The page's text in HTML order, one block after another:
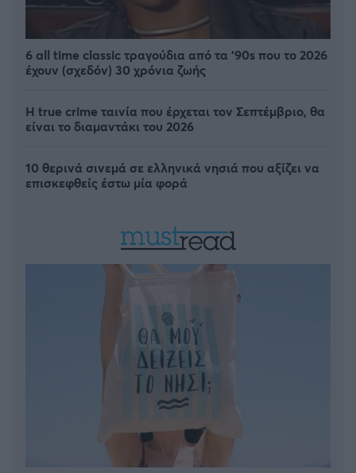
6 all time classic τραγούδια από τα ‘90s που το 2026
έχουν (σχεδόν) 30 χρόνια ζωής
Η true crime ταινία που έρχεται τον Σεπτέμβριο, θα
είναι το διαμαντάκι του 2026
10 θερινά σινεμά σε ελληνικά νησιά που αξίζει να
επισκεφθείς έστω μία φορά